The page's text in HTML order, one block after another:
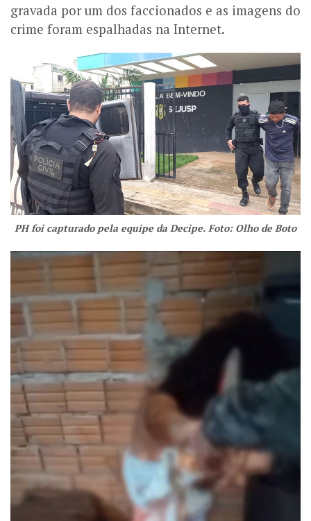
gravada por um dos faccionados e as imagens do
crime foram espalhadas na Internet.
PH foi capturado pela equipe da Decipe. Foto: Olho de Boto